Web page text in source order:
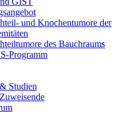
und Knochentumore der
des Bauchraums
Programm
Studien